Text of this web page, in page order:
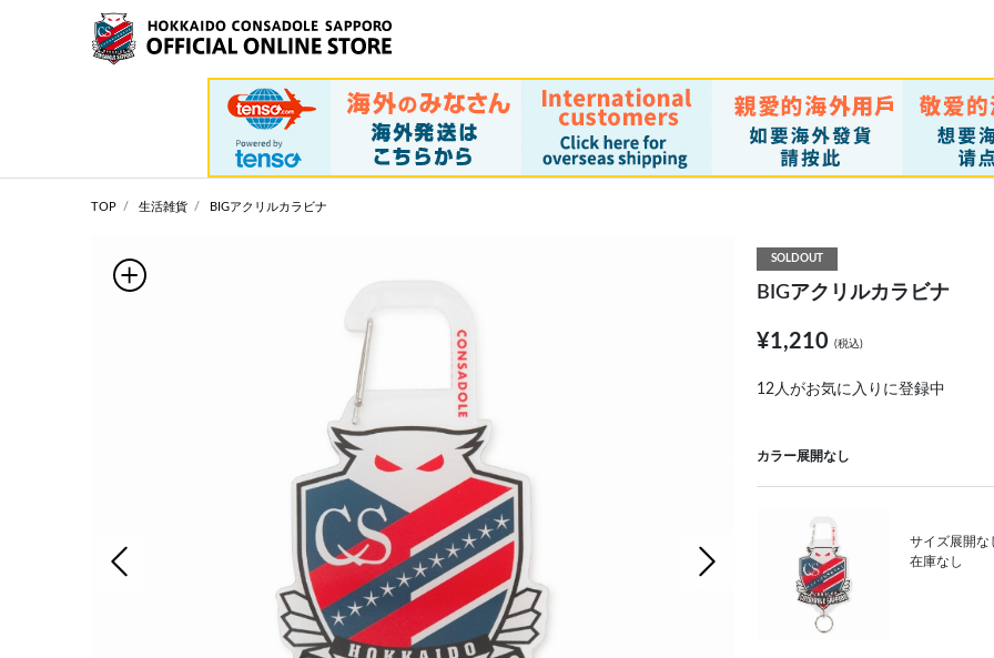
TOP 生活雑貨 BIGアクリルカラビナ
前の画像
SOLDOUT
BIGアクリルカラビナ
¥1,210 (税込)
12人がお気に入りに登録中
カラー展開なし
サイズ展開な
在庫なし